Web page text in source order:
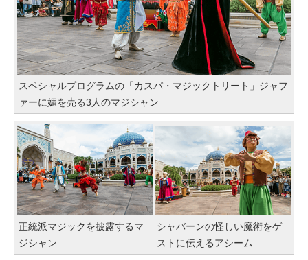
スペシャルプログラムの「カスパ・マジックトリート」ジャフ
ァーに媚を売る3人のマジシャン
正統派マジックを披露するマ
ジシャン
シャバーンの怪しい魔術をゲ
ストに伝えるアシーム